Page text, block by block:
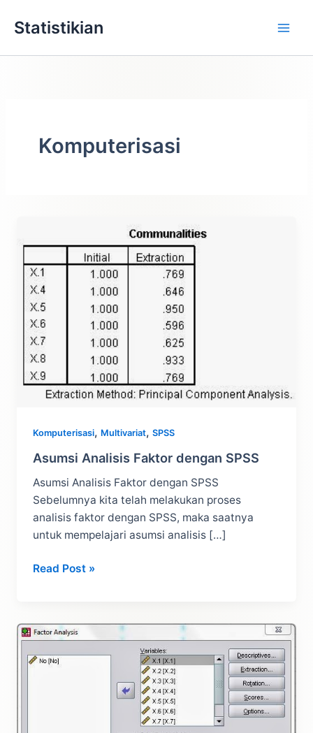
Statistikian
Komputerisasi
Komputerisasi, Multivariat,SPSS
Asumsi Analisis Faktor dengan SPSS
Asumsi Analisis Faktor dengan SPSS
Sebelumnya kita telah melakukan proses
analisis faktor dengan SPSS, maka saatnya
untuk mempelajari asumsi analisis […]
Asumsi
dengan
SPSS
Read Post »